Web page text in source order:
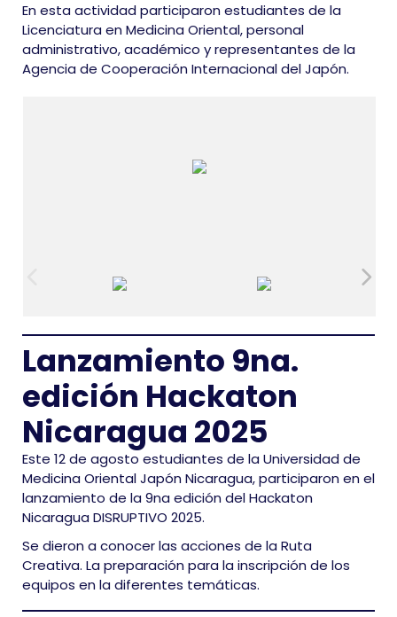
En esta actividad participaron estudiantes de la
Licenciatura en Medicina Oriental, personal
administrativo, académico y representantes de la
Agencia de Cooperación Internacional del Japón.
Lanzamiento 9na.
edición Hackaton
Nicaragua 2025
Este 12 de agosto estudiantes de la Universidad de
Medicina Oriental Japón Nicaragua, participaron en el
lanzamiento de la 9na edición del Hackaton
Nicaragua DISRUPTIVO 2025.
Se dieron a conocer las acciones de la Ruta
Creativa. La preparación para la inscripción de los
equipos en la diferentes temáticas.